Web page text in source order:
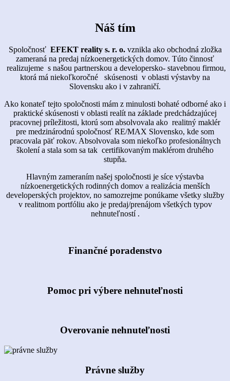
Náš tím
Spoločnosť EFEKT reality s. r. o.vznikla ako obchodná zložka
zameraná na predaj nízkoenergetických domov. Túto činnosť
realizujeme s našou partnerskou a developersko- stavebnou firmou,
ktorá má niekoľkoročné skúsenosti v oblasti výstavby na
Slovensku ako i v zahraničí.
Ako konateľ tejto spoločnosti mám z minulosti bohaté odborné ako i
praktické skúsenosti v oblasti realít na základe predchádzajúcej
pracovnej príležitosti, ktorú som absolvovala ako realitný maklér
pre medzinárodnú spoločnosť RE/MAX Slovensko, kde som
pracovala päť rokov. Absolvovala som niekoľko profesionálnych
školení a stala som sa tak certifikovaným maklérom druhého
stupňa.
Hlavným zameraním našej spoločnosti je síce výstavba
nízkoenergetických rodinných domov a realizácia menších
developerských projektov, no samozrejme ponúkame všetky služby
v realitnom portfóliu ako je predaj/prenájom všetkých typov
nehnuteľností .
Finančné poradenstvo
Pomoc pri výbere nehnuteľnosti
Overovanie nehnuteľnosti
Právne služby